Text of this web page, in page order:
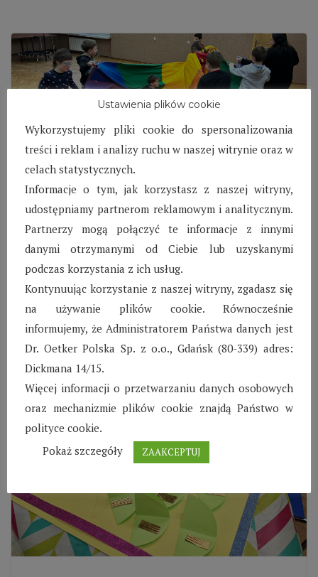
SOS Wioska Dziecięca
w Kraśniku – Styczeń
2024
Styczeń był miesiącem intensywnej nauki, a to za
sprawą zbliżającego się wielkimi krokami końca
semestru.
Czytaj więcej
Ustawienia plików cookie
Wykorzystujemy pliki cookie do spersonalizowania
treści i reklam i analizy ruchu w naszej witrynie oraz w
celach statystycznych.
Informacje o tym, jak korzystasz z naszej witryny,
udostępniamy partnerom reklamowym i analitycznym.
Partnerzy mogą połączyć te informacje z innymi
danymi otrzymanymi od Ciebie lub uzyskanymi
podczas korzystania z ich usług.
Kontynuując korzystanie z naszej witryny, zgadasz się
na używanie plików cookie. Równocześnie
informujemy, że Administratorem Państwa danych jest
Dr. Oetker Polska Sp. z o.o., Gdańsk (80-339) adres:
Dickmana 14/15.
Więcej informacji o przetwarzaniu danych osobowych
oraz mechanizmie plików cookie znajdą Państwo w
polityce cookie.
Pokaż szczegóły
ZAAKCEPTUJ